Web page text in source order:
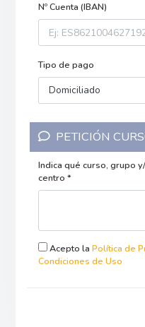
Nº Cuenta (IBAN)
Tipo de pago
Domiciliado
PETICIÓN
Indica qué curso, grupo
centro *
Acepto la Política de
Condiciones de Uso